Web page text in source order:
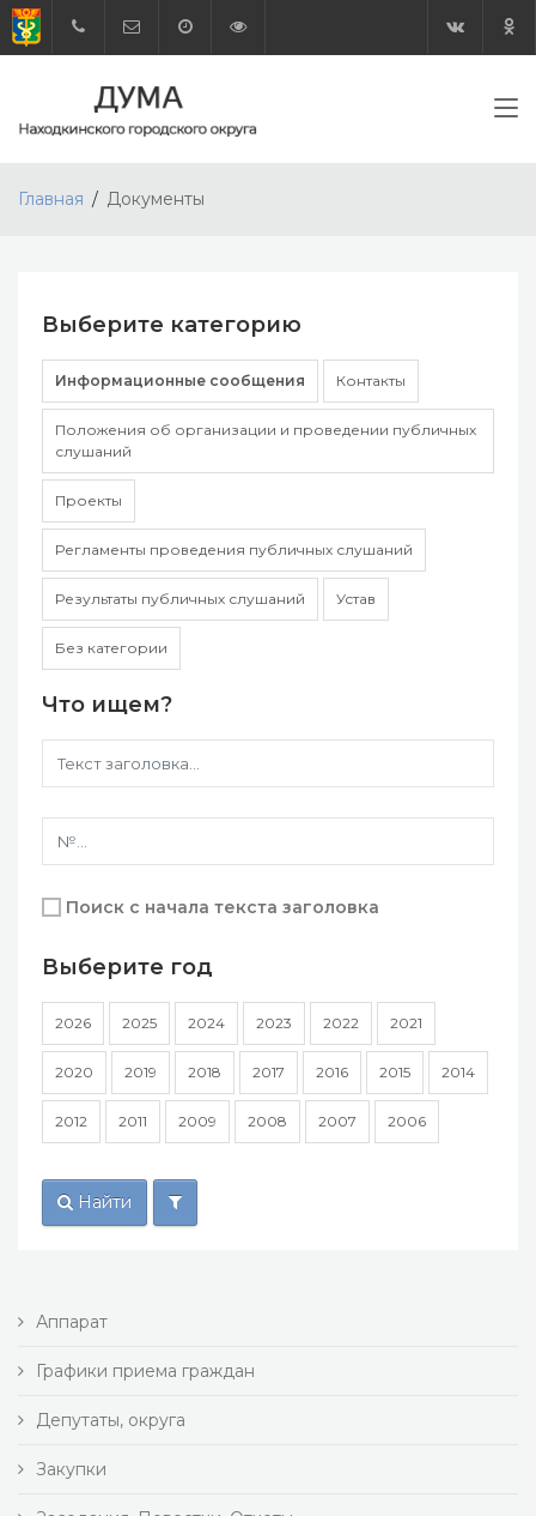
Главная Документы
Выберите категорию
Информационные сообщения Контакты
Положения об организации и проведении публичных
слушаний
Проекты
Регламенты проведения публичных слушаний
Результаты публичных слушаний Устав
Без категории
Что ищем?
Поиск с начала текста заголовка
Выберите год
2026 2025 2024 2023 2022 2021
2020 2019 2018 2017 2016 2015 2014
2012 2011 2009 2008 2007 2006
Найти
Аппарат
Графики приема граждан
Депутаты, округа
Закупки